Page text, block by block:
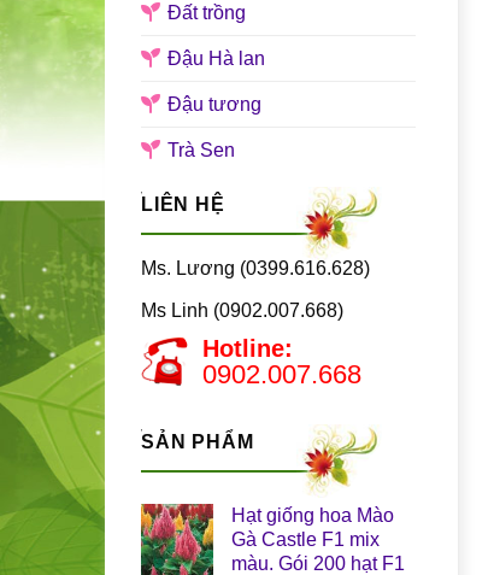
Đất trồng
Đậu Hà lan
Đậu tương
Trà Sen
LIÊN HỆ
Ms. Lương (0399.616.628)
Ms Linh (0902.007.668)
Hotline:
0902.007.668
SẢN PHẨM
Hạt giống hoa Mào
Gà Castle F1 mix
màu. Gói 200 hạt F1